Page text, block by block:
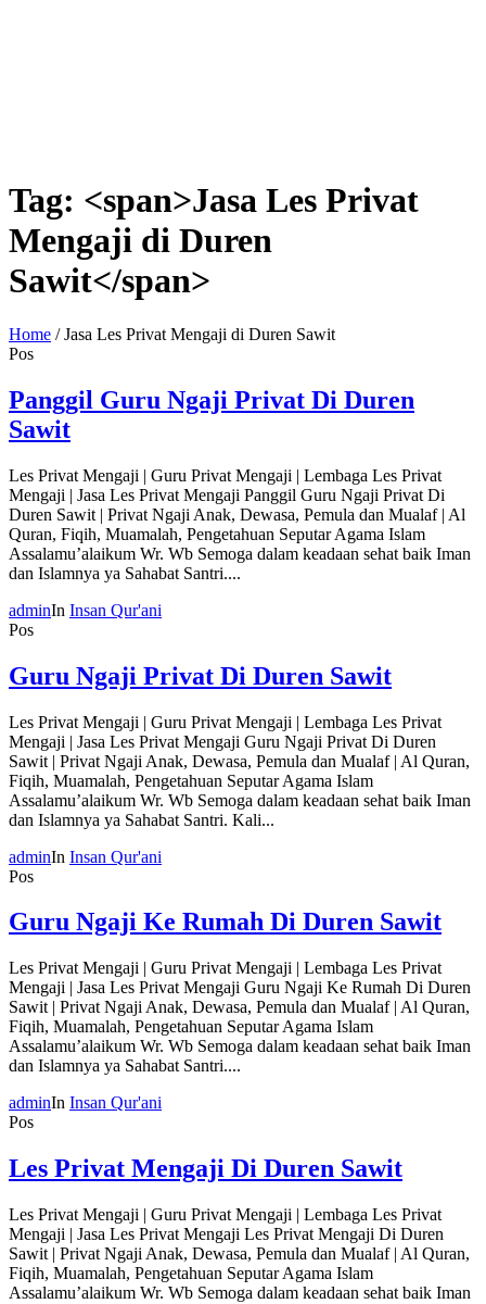
Tag: <span>Jasa Les Privat
Mengaji di Duren
Sawit</span>
Home /Jasa Les Privat Mengaji di Duren Sawit
Pos
Panggil Guru Ngaji Privat Di Duren
Sawit
Les Privat Mengaji | Guru Privat Mengaji | Lembaga Les Privat
Mengaji | Jasa Les Privat Mengaji Panggil Guru Ngaji Privat Di
Duren Sawit | Privat Ngaji Anak, Dewasa, Pemula dan Mualaf | Al
Quran, Fiqih, Muamalah, Pengetahuan Seputar Agama Islam
Assalamu’alaikum Wr. Wb Semoga dalam keadaan sehat baik Iman
dan Islamnya ya Sahabat Santri....
adminIn Insan Qur'ani
Pos
Guru Ngaji Privat Di Duren Sawit
Les Privat Mengaji | Guru Privat Mengaji | Lembaga Les Privat
Mengaji | Jasa Les Privat Mengaji Guru Ngaji Privat Di Duren
Sawit | Privat Ngaji Anak, Dewasa, Pemula dan Mualaf | Al Quran,
Fiqih, Muamalah, Pengetahuan Seputar Agama Islam
Assalamu’alaikum Wr. Wb Semoga dalam keadaan sehat baik Iman
dan Islamnya ya Sahabat Santri. Kali...
adminIn Insan Qur'ani
Pos
Guru Ngaji Ke Rumah Di Duren Sawit
Les Privat Mengaji | Guru Privat Mengaji | Lembaga Les Privat
Mengaji | Jasa Les Privat Mengaji Guru Ngaji Ke Rumah Di Duren
Sawit | Privat Ngaji Anak, Dewasa, Pemula dan Mualaf | Al Quran,
Fiqih, Muamalah, Pengetahuan Seputar Agama Islam
Assalamu’alaikum Wr. Wb Semoga dalam keadaan sehat baik Iman
dan Islamnya ya Sahabat Santri....
adminIn Insan Qur'ani
Pos
Les Privat Mengaji Di Duren Sawit
Les Privat Mengaji | Guru Privat Mengaji | Lembaga Les Privat
Mengaji | Jasa Les Privat Mengaji Les Privat Mengaji Di Duren
Sawit | Privat Ngaji Anak, Dewasa, Pemula dan Mualaf | Al Quran,
Fiqih, Muamalah, Pengetahuan Seputar Agama Islam
Assalamu’alaikum Wr. Wb Semoga dalam keadaan sehat baik Iman